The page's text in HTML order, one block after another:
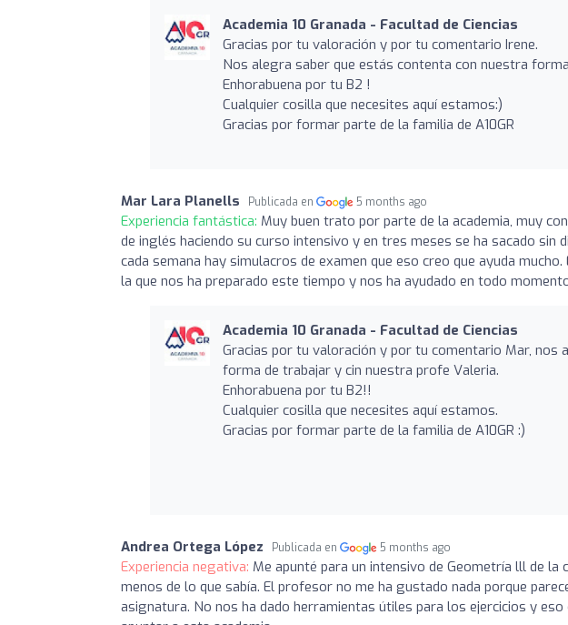
Academia 10 Granada - Facultad de Ciencias
Gracias por tu valoración y por tu comentario Irene.
Nos alegra saber que estás contenta con nuestra
Enhorabuena por tu B2 !
Cualquier cosilla que necesites aquí estamos:)
Gracias por formar parte de la familia de A10GR
Mar Lara Planells Publicada en 5 months ago
Experiencia fantástica: Muy buen trato por parte de la academia, muy
de inglés haciendo su curso intensivo y en tres meses se ha sacado sin
cada semana hay simulacros de examen que eso creo que ayuda
la que nos ha preparado este tiempo y nos ha ayudado en todo
Academia 10 Granada - Facultad de Ciencias
Gracias por tu valoración y por tu comentario Mar,
forma de trabajar y cin nuestra profe Valeria.
Enhorabuena por tu B2!!
Cualquier cosilla que necesites aquí estamos.
Gracias por formar parte de la familia de A10GR :)
Andrea Ortega López Publicada en 5 months ago
Experiencia negativa: Me apunté para un intensivo de Geometría lll de
menos de lo que sabía. El profesor no me ha gustado nada porque
asignatura. No nos ha dado herramientas útiles para los ejercicios y eso